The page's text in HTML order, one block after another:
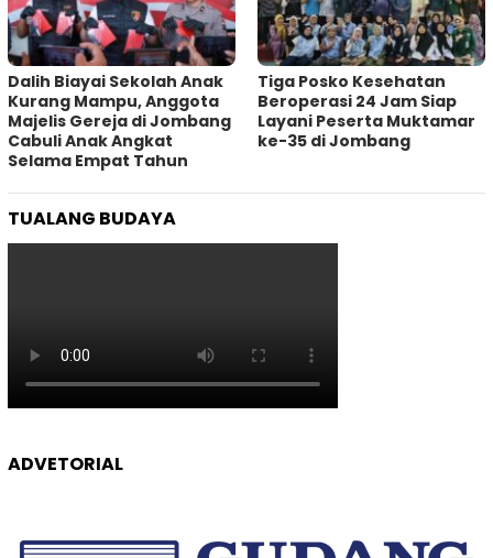
Dalih Biayai Sekolah Anak
Kurang Mampu, Anggota
Majelis Gereja di Jombang
Cabuli Anak Angkat
Selama Empat Tahun
Tiga Posko Kesehatan
Beroperasi 24 Jam Siap
Layani Peserta Muktamar
ke-35 di Jombang
TUALANG BUDAYA
ADVETORIAL